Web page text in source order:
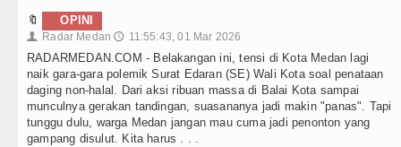
🔖 OPINI
👤 Radar Medan 🕔 11:55:43, 01 Mar 2026
RADARMEDAN.COM - Belakangan ini, tensi di Kota Medan lagi
naik gara-gara polemik Surat Edaran (SE) Wali Kota soal penataan
daging non-halal. Dari aksi ribuan massa di Balai Kota sampai
munculnya gerakan tandingan, suasananya jadi makin "panas". Tapi
tunggu dulu, warga Medan jangan mau cuma jadi penonton yang
gampang disulut. Kita harus . . .